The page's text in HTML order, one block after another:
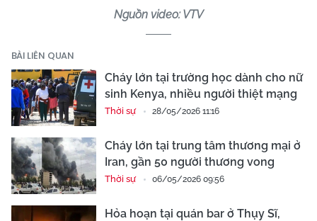
Nguồn video: VTV
BÀI LIÊN QUAN
Cháy lớn tại trường học dành cho nữ
sinh Kenya, nhiều người thiệt mạng
Thời sự 28/05/2026 11:16
Cháy lớn tại trung tâm thương mại ở
Iran, gần 50 người thương vong
Thời sự 06/05/2026 09:56
Hỏa hoạn tại quán bar ở Thụy Sĩ,